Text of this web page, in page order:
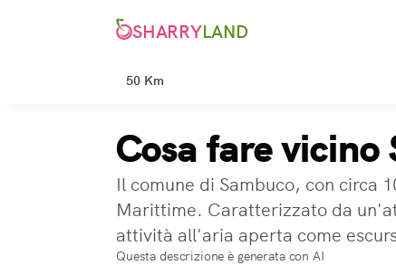
SHARRYLAND
50 Km
Cosa fare vicino
Il comune di Sambuco, con circa
Marittime. Caratterizzato da
attività all'aria aperta come
Questa descrizione è generata con AI